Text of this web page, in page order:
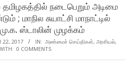
நடைபெறும் அடிமை
மாநில சுயாட்சி மாநாட்டில்
ஸ்டாலின் முழக்கம்
22, 2017 IN: அண்மைச் செய்திகள், அரசியல்,
0 COMMENTS